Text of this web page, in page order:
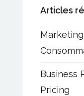
Articles
Business
Pricing